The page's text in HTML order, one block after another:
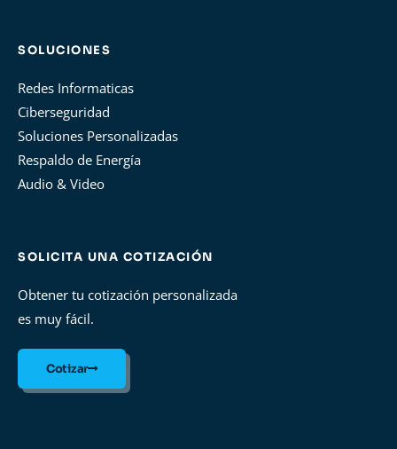
SOLUCIONES
Redes Informaticas
Ciberseguridad
Soluciones Personalizadas
Respaldo de Energía
Audio & Video
SOLICITA UNA COTIZACIÓN
Obtener tu cotización personalizada
es muy fácil.
Cotizar